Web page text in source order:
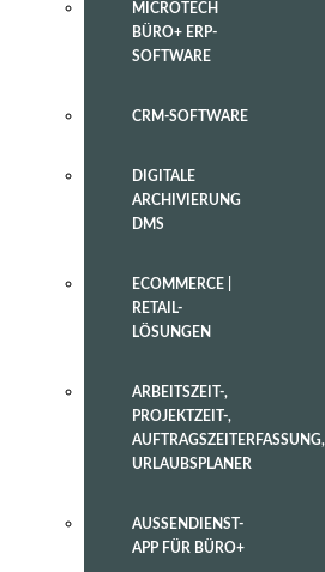
MICROTECH
BÜRO+ ERP-
SOFTWARE
CRM-SOFTWARE
DIGITALE
ARCHIVIERUNG
DMS
ECOMMERCE |
RETAIL-
LÖSUNGEN
ARBEITSZEIT-,
PROJEKTZEIT-,
AUFTRAGSZEITERFASSUNG,
URLAUBSPLANER
AUSSENDIENST-
APP FÜR BÜRO+